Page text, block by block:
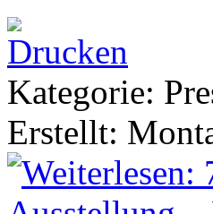
Kategorie:
Erstellt: